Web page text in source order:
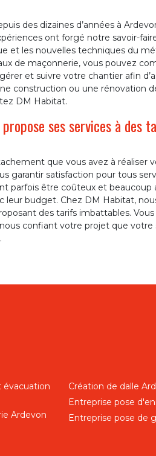
des dizaines d’années à
ont forgé notre savoir-
et les nouvelles techniques du
de maçonnerie, vous pouvez
et suivre votre chantier afin
construction ou une rénovation
DM Habitat.
ses services à des
que vous avez à réaliser
garantir satisfaction pour tous
parfois être coûteux et beaucoup
leur budget. Chez DM Habitat,
des tarifs imbattables.
confiant votre projet que votre
évacuation
Ardevon
Création de dalle
Entreprise pose
Entreprise pose de